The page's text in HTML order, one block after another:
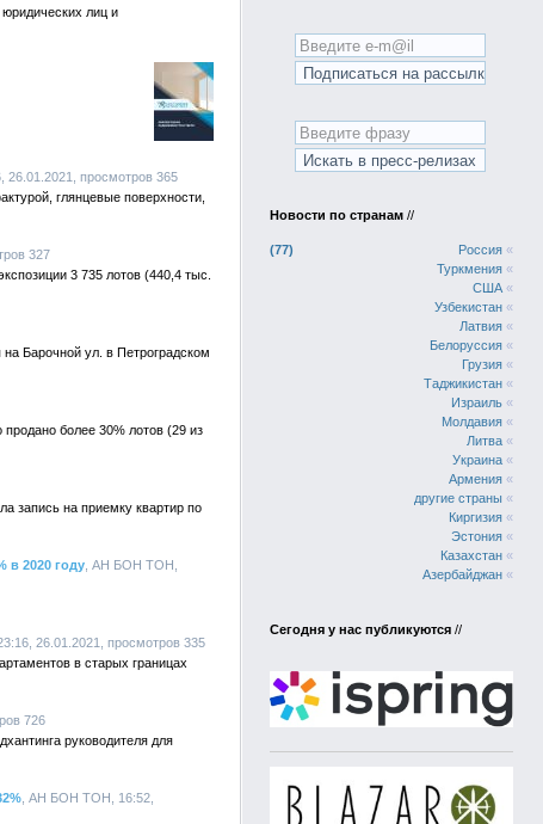
лиц и
26.01.2021, просмотров 365
глянцевые поверхности,
327
3 735 лотов (440,4 тыс.
Барочной ул. в Петроградском
более 30% лотов (29 из
запись на приемку квартир по
в 2020 году , АН БОН ТОН,
26.01.2021, просмотров 335
в старых границах
726
руководителя для
, АН БОН ТОН, 16:52,
Новости по странам //
77 Россия «
Туркмения «
США «
Узбекистан «
Латвия «
Белоруссия «
Грузия «
Таджикистан «
Израиль «
Молдавия «
Литва «
Украина «
Армения «
другие страны «
Киргизия «
Эстония «
Казахстан «
Азербайджан «
Сегодня у нас публикуются //